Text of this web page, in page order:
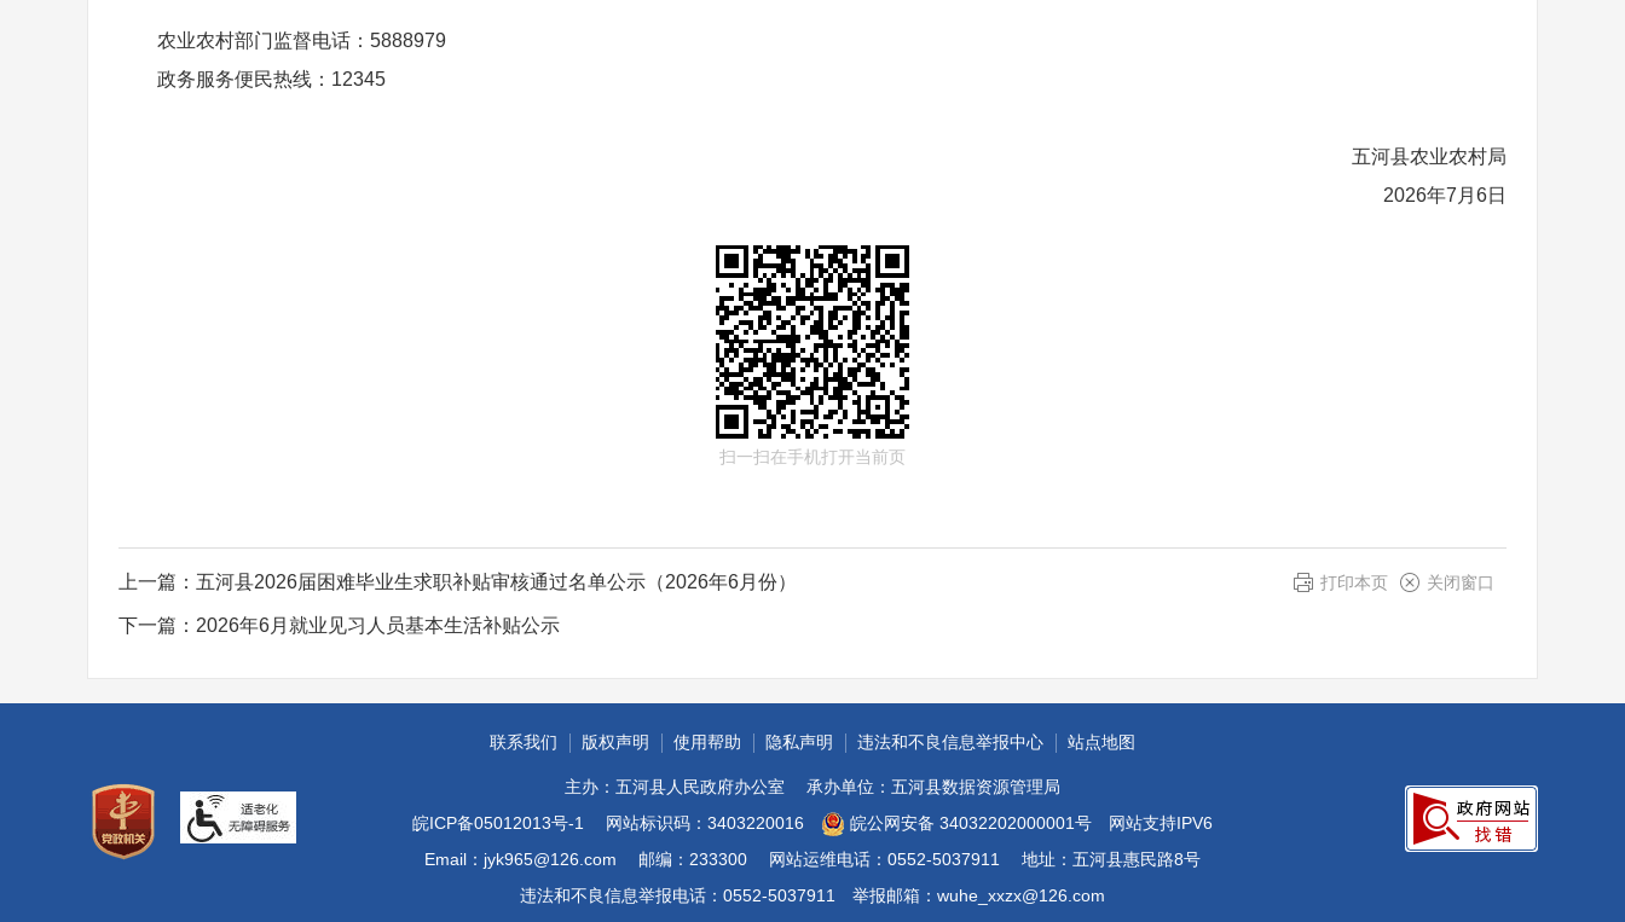
农业农村部门监督电话：5888979
政务服务便民热线：12345
五河县农业农村局
2026年7月6日
扫一扫在手机打开当前页
打印本页 关闭窗口
上一篇： 五河县2026届困难毕业生求职补贴审核通过名单公示（2026年6月份）
下一篇： 2026年6月就业见习人员基本生活补贴公示
联系我们 版权声明 使用帮助 隐私声明 违法和不良信息举报中心 站点地图
主办：五河县人民政府办公室
承办单位：五河县数据资源管理局
皖ICP备05012013号-1
网站标识码：3403220016 皖公网安备 34032202000001号
网站支持IPV6
Email：jyk965@126.com
邮编：233300 网站运维电话：0552-5037911
地址：五河县惠民路8号
违法和不良信息举报电话：0552-5037911
举报邮箱：wuhe_xxzx@126.com